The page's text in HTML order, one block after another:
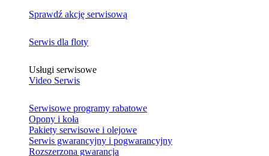
Sprawdź akcję serwisową
Serwis dla floty
Usługi serwisowe
Video Serwis
Serwisowe programy rabatowe
Opony i koła
Pakiety serwisowe i olejowe
Serwis gwarancyjny i pogwarancyjny
Rozszerzona gwarancja